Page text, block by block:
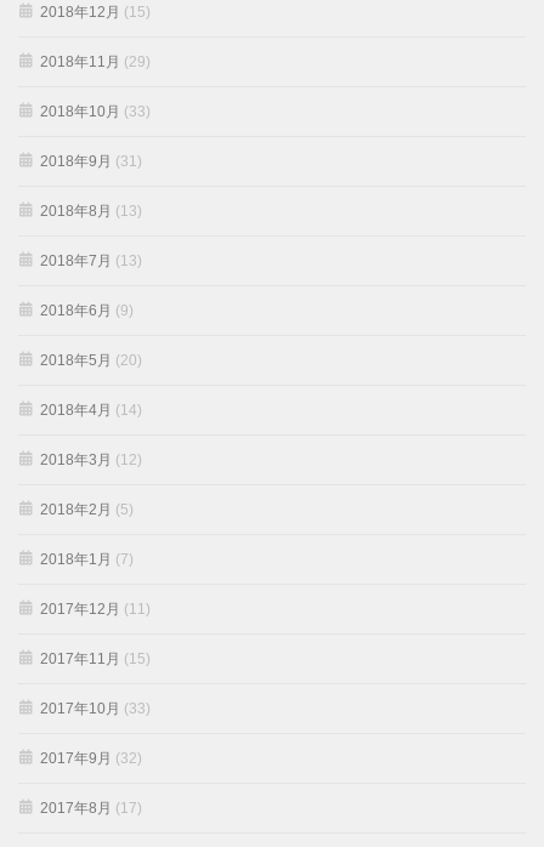
2018年12月 (15)
2018年11月 (29)
2018年10月 (33)
2018年9月 (31)
2018年8月 (13)
2018年7月 (13)
2018年6月 (9)
2018年5月 (20)
2018年4月 (14)
2018年3月 (12)
2018年2月 (5)
2018年1月 (7)
2017年12月 (11)
2017年11月 (15)
2017年10月 (33)
2017年9月 (32)
2017年8月 (17)